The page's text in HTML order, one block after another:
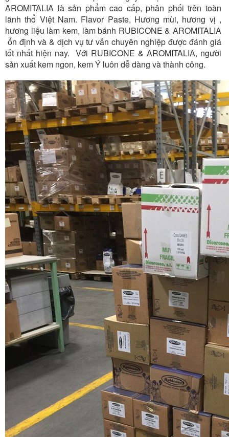
AROMITALIA là sản phẩm cao cấp, phân phối trên toàn
lãnh thổ Việt Nam. Flavor Paste, Hương mùi, hương vị ,
hương liệu làm kem, làm bánh RUBICONE & AROMITALIA
ổn định và & dịch vụ tư vấn chuyên nghiệp được đánh giá
tốt nhất hiện nay. Với RUBICONE & AROMITALIA, người
sản xuất kem ngon, kem Ý luôn dễ dàng và thành công.